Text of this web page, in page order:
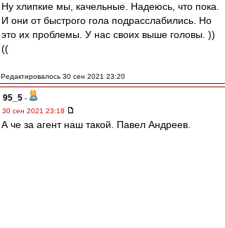
Ну хлипкие мы, качельные. Надеюсь, что пока.
И они от быстрого гола подрасслабились. Но
это их проблемы. У нас своих выше головы. ))
((
Редактировалось 30 сен 2021 23:20
95_5 -
30 сен 2021 23:18
А че за агент наш такой. Павел Андреев.